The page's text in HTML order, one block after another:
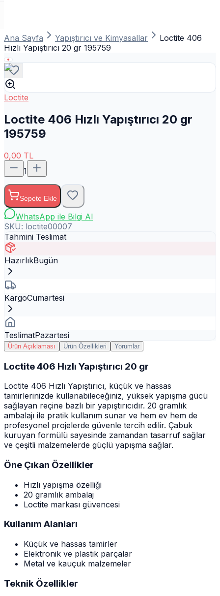
Ana Sayfa Yapıştırıcı ve Kimyasallar
Loctite 406
Hızlı Yapıştırıcı 20 gr 195759
Loctite
Loctite 406 Hızlı Yapıştırıcı 20 gr
195759
0,00 TL
1
Sepete Ekle
WhatsApp ile Bilgi Al
SKU: loctite00007
Tahmini Teslimat
HazırlıkBugün
KargoCumartesi
TeslimatPazartesi
Ürün Açıklaması Ürün Özellikleri Yorumlar
Loctite 406 Hızlı Yapıştırıcı 20 gr
Loctite 406 Hızlı Yapıştırıcı, küçük ve hassas
tamirlerinizde kullanabileceğiniz, yüksek yapışma gücü
sağlayan reçine bazlı bir yapıştırıcıdır. 20 gramlık
ambalajı ile pratik kullanım sunar ve hem ev hem de
profesyonel projelerde güvenle tercih edilir. Çabuk
kuruyan formülü sayesinde zamandan tasarruf sağlar
ve çeşitli malzemelerde güçlü yapışma sağlar.
Öne Çıkan Özellikler
Hızlı yapışma özelliği
20 gramlık ambalaj
Loctite markası güvencesi
Kullanım Alanları
Küçük ve hassas tamirler
Elektronik ve plastik parçalar
Metal ve kauçuk malzemeler
Teknik Özellikler